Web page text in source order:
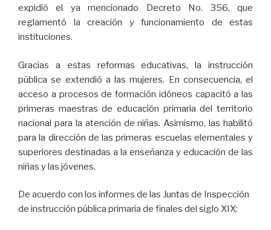
expidió el ya mencionado Decreto No. 356, que
reglamentó la creación y funcionamiento de estas
instituciones.
Gracias a estas reformas educativas, la instrucción
pública se extendió a las mujeres. En consecuencia, el
acceso a procesos de formación idóneos capacitó a las
primeras maestras de educación primaria del territorio
nacional para la atención de niñas. Asimismo, las habilitó
para la dirección de las primeras escuelas elementales y
superiores destinadas a la enseñanza y educación de las
niñas y las jóvenes.
De acuerdo con los informes de las Juntas de Inspección
de instrucción pública primaria de finales del siglo XIX: